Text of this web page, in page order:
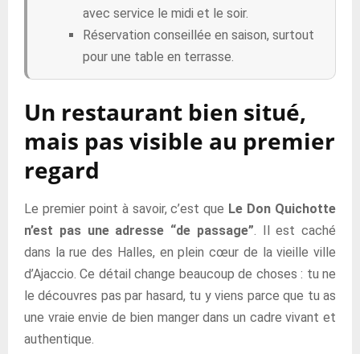
avec service le midi et le soir.
Réservation conseillée en saison, surtout
pour une table en terrasse.
Un restaurant bien situé,
mais pas visible au premier
regard
Le premier point à savoir, c’est que Le Don Quichotte
n’est pas une adresse “de passage”. Il est caché
dans la rue des Halles, en plein cœur de la vieille ville
d’Ajaccio. Ce détail change beaucoup de choses : tu ne
le découvres pas par hasard, tu y viens parce que tu as
une vraie envie de bien manger dans un cadre vivant et
authentique.